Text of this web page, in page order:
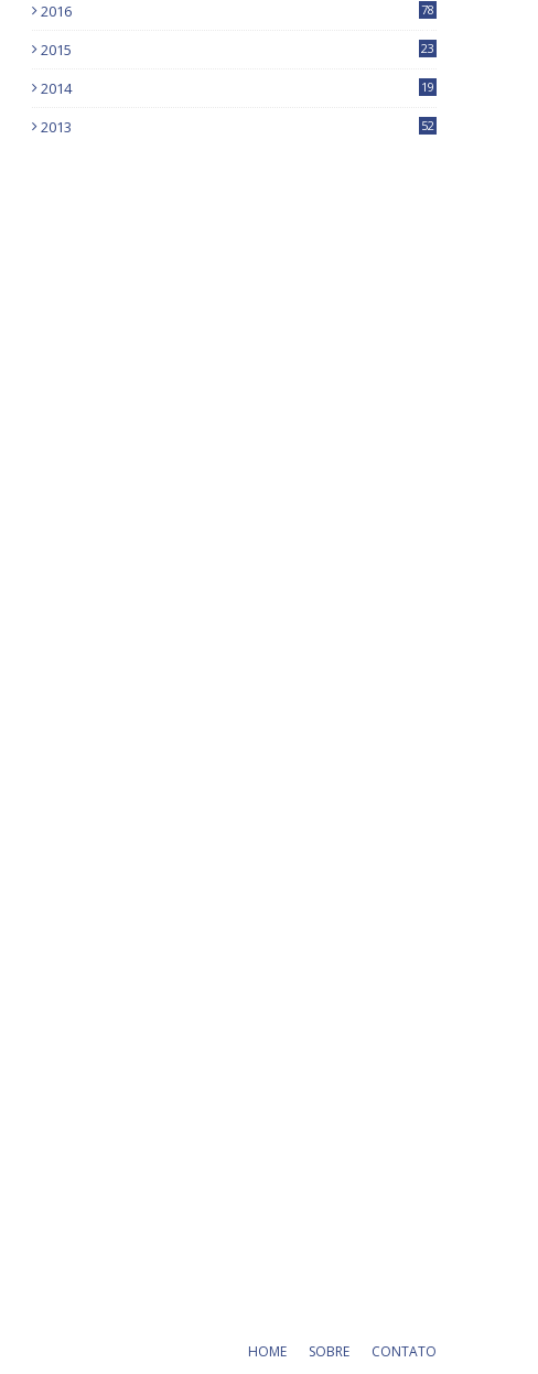
2016
78
2015 23
2014 19
2013 52
HOME SOBRE CONTATO